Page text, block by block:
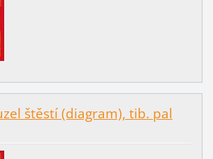
štěstí (diagram), tib. pal